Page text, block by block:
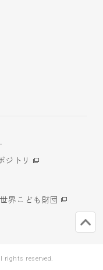
ジトリ
界こども財団
rights reserved.